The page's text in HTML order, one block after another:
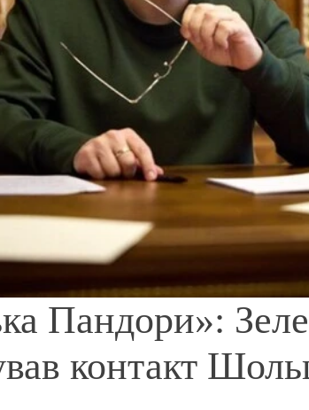
Пандори»:
контакт